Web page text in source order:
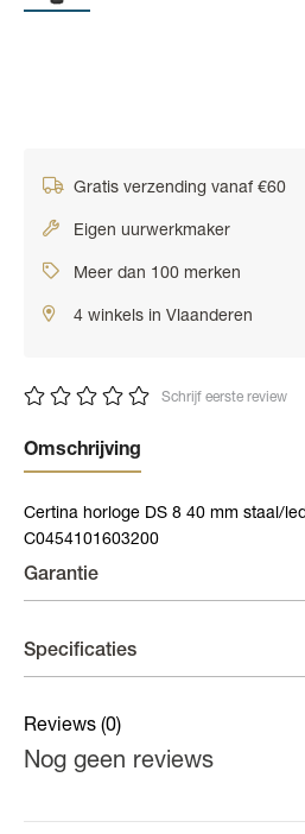
Gratis verzending vanaf €60
Eigen uurwerkmaker
Meer dan 100 merken
4 winkels in Vlaanderen
Schrijf eerste review
Omschrijving
Certina horloge DS 8 40 mm staal/
C0454101603200
Garantie
van 2 jaar op fabricagefouten aan
Specificaties
Materiaal band
Materiaal kast Staal
Reviews (0)
Nog geen reviews